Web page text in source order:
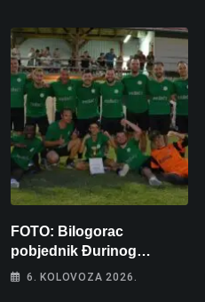
FOTO: Bilogorac
pobjednik Đurinog
memorijala
6. KOLOVOZA 2026.